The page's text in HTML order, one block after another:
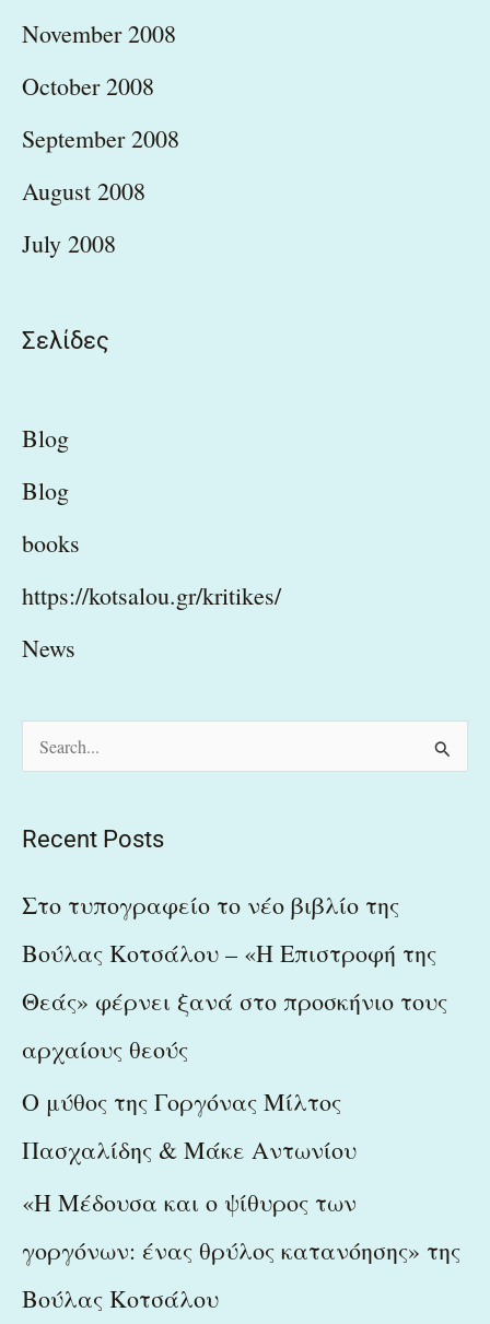
November 2008
October 2008
September 2008
August 2008
July 2008
Σελίδες
Blog
Blog
books
https://kotsalou.gr/kritikes/
News
c
f
o
Recent Posts
Στο τυπογραφείο το νέο βιβλίο της
Βούλας Κοτσάλου – «Η Επιστροφή της
Θεάς» φέρνει ξανά στο προσκήνιο τους
αρχαίους θεούς
Ο μύθος της Γοργόνας Μίλτος
Πασχαλίδης & Μάκε Αντωνίου
«Η Μέδουσα και ο ψίθυρος των
γοργόνων: ένας θρύλος κατανόησης» της
Βούλας Κοτσάλου